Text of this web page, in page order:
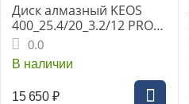
Диск алмазный KEOS
400_25.4/20_3.2/12 PRO
сегм. по бетону, жел/
бетону, граниту, камню,
кирпичу DBP02.400
0.0
В наличии
15 650 ₽